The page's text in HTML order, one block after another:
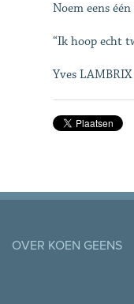
Noem eens
“Ik hoop echt
Yves
OVER KOEN GEENS